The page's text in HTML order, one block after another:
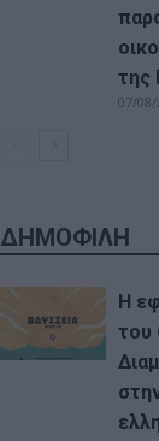
της
07/08/
ΔΗΜΟΦΙΛΗ
Η
του